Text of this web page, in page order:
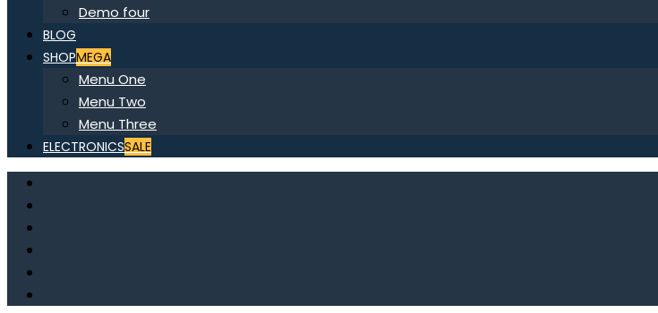
Demo four
BLOG
SHOPMEGA
Menu One
Menu Two
Menu Three
ELECTRONICSSALE